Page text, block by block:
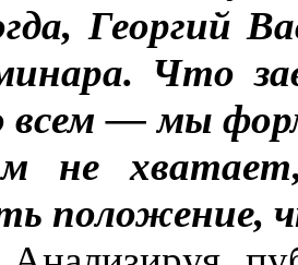
Георгий
Что
всем — мы
не
положение,